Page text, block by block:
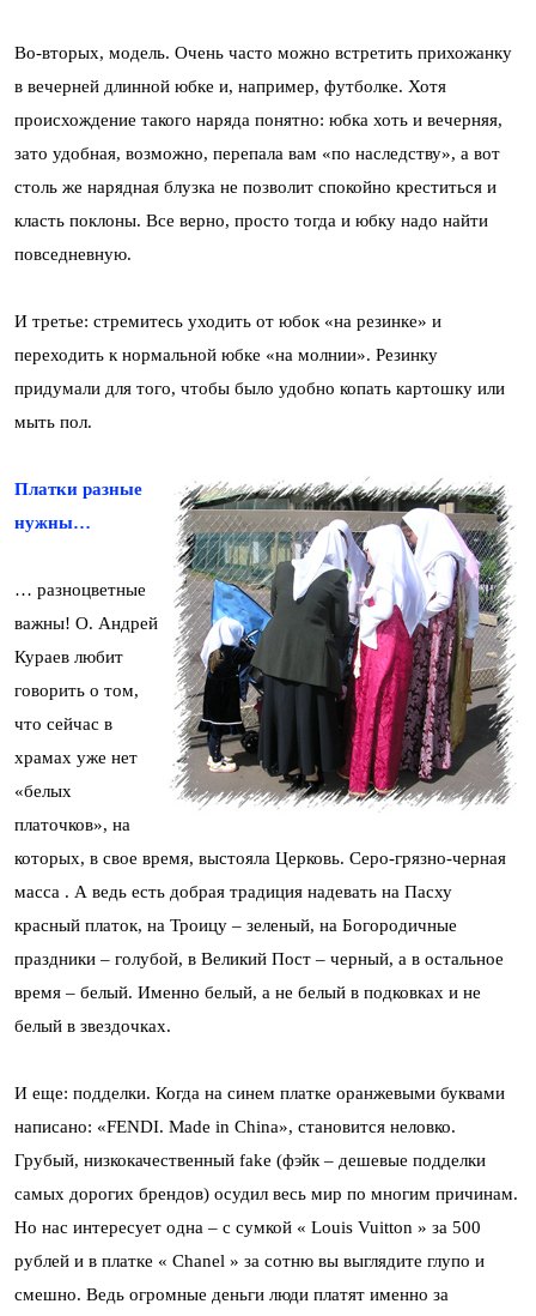
Во-вторых, модель. Очень часто можно встретить прихожанку
в вечерней длинной юбке и, например, футболке. Хотя
происхождение такого наряда понятно: юбка хоть и вечерняя,
зато удобная, возможно, перепала вам «по наследству», а вот
столь же нарядная блузка не позволит спокойно креститься и
класть поклоны. Все верно, просто тогда и юбку надо найти
повседневную.
И третье: стремитесь уходить от юбок «на резинке» и
переходить к нормальной юбке «на молнии». Резинку
придумали для того, чтобы было удобно копать картошку или
мыть пол.
Платки разные
нужны…
… разноцветные
важны! О. Андрей
Кураев любит
говорить о том,
что сейчас в
храмах уже нет
«белых
платочков», на
которых, в свое время, выстояла Церковь. Серо-грязно-черная
масса . А ведь есть добрая традиция надевать на Пасху
красный платок, на Троицу – зеленый, на Богородичные
праздники – голубой, в Великий Пост – черный, а в остальное
время – белый. Именно белый, а не белый в подковках и не
белый в звездочках.
И еще: подделки. Когда на синем платке оранжевыми буквами
написано: «FENDI. Made in China», становится неловко.
Грубый, низкокачественный fake (фэйк – дешевые подделки
самых дорогих брендов) осудил весь мир по многим причинам.
Но нас интересует одна – с сумкой « Louis Vuitton » за 500
рублей и в платке « Chanel » за сотню вы выглядите глупо и
смешно. Ведь огромные деньги люди платят именно за